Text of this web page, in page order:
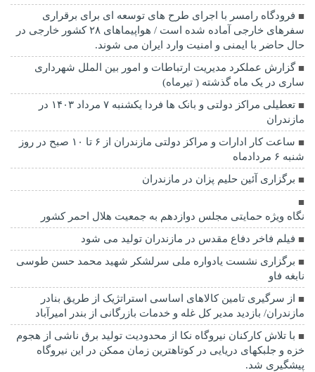
فرودگاه رامسر با اجرای طرح های توسعه ای برای برقراری
سفرهای خارجی آماده شده است / هواپیماهای ۲۸ کشور خارجی در
حال حاضر با ایمنی و امنیت وارد ایران می شوند.
گزارش عملکرد مدیریت ارتباطات و امور بین الملل شهرداری
ساری در یک ماه گذشته ( تیرماه)
تعطیلی مراکز دولتی و بانک ها فردا یکشنبه ۷ مرداد ۱۴۰۳ در
مازندران
ساعت کار ادارات و مراکز دولتی مازندران از ۶ تا ۱۰ صبح در روز
شنبه ۶ مردادماه
برگزاری آئین حلیم پزان در مازندران
نگاه ویژه حمایتی مجلس دوازدهم به جمعیت هلال احمر کشور
فیلم فاخر دفاع مقدس در مازندران تولید می شود
برگزاری نشست یادواره ملی سرلشکر شهید محمد حسن طوسی
نابغه فاو
از سرگیری تامین کالاهای اساسی استراتژیک از طریق بنادر
مازندران/ بازدید مدیر کل غله و خدمات بازرگانی از بندر امیرآباد
با تلاش کارکنان نیروگاه نکا از محدودیت تولید برق ناشی از هجوم
خزه و جلبکهای دریایی در کوتاهترین زمان ممکن در این نیروگاه
پیشگیری شد.